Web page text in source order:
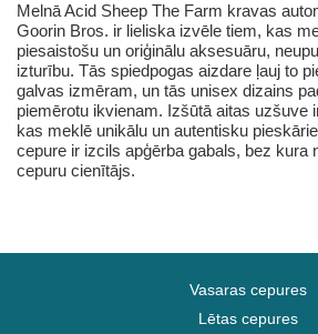
Melnā Acid Sheep The Farm kravas
Goorin Bros. ir lieliska izvēle tiem, kas
piesaistošu un oriģinālu aksesuāru,
izturību. Tās spiedpogas aizdare ļauj to
galvas izmēram, un tās unisex dizains
piemērotu ikvienam. Izšūtā aitas uzšuve
kas meklē unikālu un autentisku
cepure ir izcils apģērba gabals, bez kura
cepuru cienītājs.
Vasaras cepures
Lētas cepures